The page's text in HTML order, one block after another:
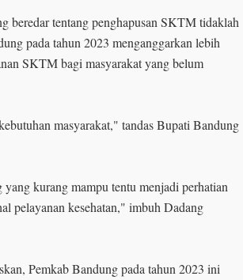
beredar tentang penghapusan SKTM tidaklah
pada tahun 2023 menganggarkan lebih
SKTM bagi masyarakat yang belum
masyarakat," tandas Bupati Bandung
kurang mampu tentu menjadi perhatian
pelayanan kesehatan," imbuh Dadang
Pemkab Bandung pada tahun 2023 ini